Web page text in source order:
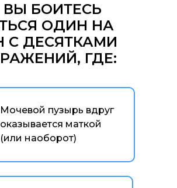
ВЫ БОИТЕСЬ
ОДИН НА
С ДЕСЯТКАМИ
ГДЕ:
Мочевой пузырь вдруг
оказывается маткой
(или наоборот)